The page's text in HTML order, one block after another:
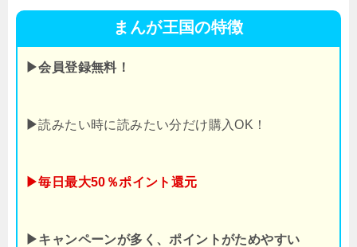
まんが王国の特徴
▶会員登録無料！
▶読みたい時に読みたい分だけ購入OK！
▶毎日最大50％ポイント還元
▶キャンペーンが多く、ポイントがためやすい